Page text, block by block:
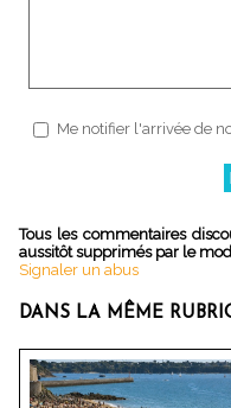
Me notifier l'arrivée de
Tous les commentaires
aussitôt supprimés par le
Signaler un abus
DANS LA MÊME